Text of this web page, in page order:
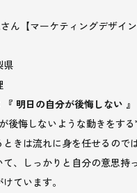
ん【マーケティングデザイ
県
明日の自分が後悔しない 』
後悔しないような動きをす
きは流れに身を任せるので
て、しっかりと自分の意思持
ています。